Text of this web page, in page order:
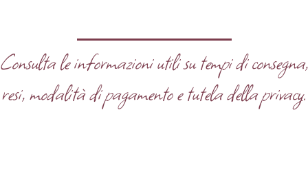
Consulta le informazioni utili su tempi di consegna,
resi, modalità di pagamento e tutela della privacy.